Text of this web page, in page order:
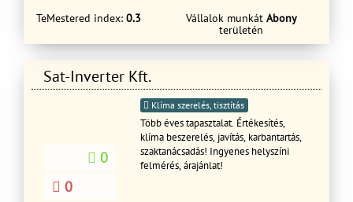
TeMestered index: 0.3 Vállalok munkát Abony
területén
Sat-Inverter Kft.
0
0
Klíma szerelés, tisztítás
Több éves tapasztalat. Értékesítés,
klíma beszerelés, javítás, karbantartás,
szaktanácsadás! Ingyenes helyszíni
felmérés, árajánlat!